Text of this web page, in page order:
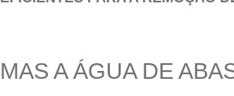
MAS A ÁGUA DE